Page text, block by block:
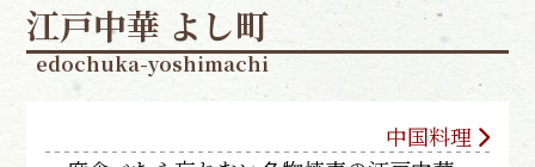
江戸中華 よし町
edochuka-yoshimachi
中国料理